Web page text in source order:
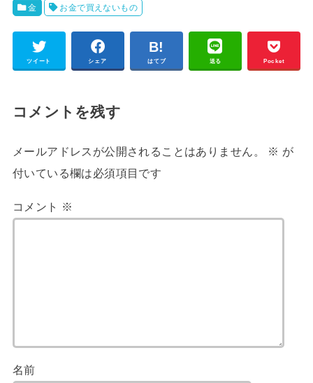
金 お金で買えないもの
ツイート シェア はてブ 送る Pocket
コメントを残す
メールアドレスが公開されることはありません。 ※ が
付いている欄は必須項目です
コメント ※
名前